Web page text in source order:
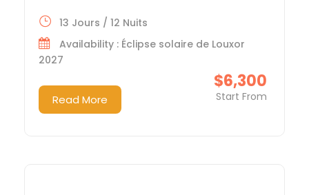
$6,300
Start From
13 Jours / 12 Nuits
Availability : Éclipse solaire de Louxor
2027
Read More